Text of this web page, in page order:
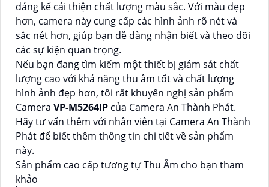
đáng kể cải thiện chất lượng màu sắc. Với màu đẹp
hơn, camera này cung cấp các hình ảnh rõ nét và
sắc nét hơn, giúp bạn dễ dàng nhận biết và theo dõi
các sự kiện quan trọng.
Nếu bạn đang tìm kiếm một thiết bị giám sát chất
lượng cao với khả năng thu âm tốt và chất lượng
hình ảnh đẹp hơn, tôi rất khuyến nghị sản phẩm
Camera VP-M5264IP của Camera An Thành Phát.
Hãy tư vấn thêm với nhân viên tại Camera An Thành
Phát để biết thêm thông tin chi tiết về sản phẩm
này.
Sản phẩm cao cấp tương tự Thu Âm cho bạn tham
khảo